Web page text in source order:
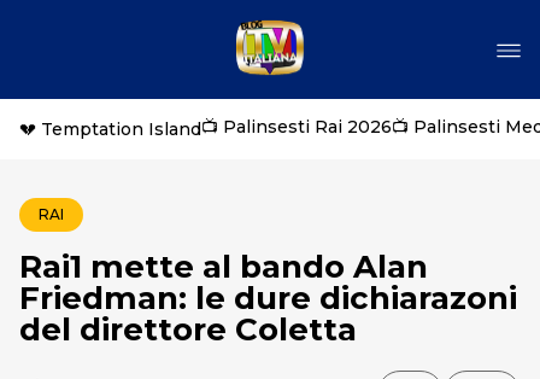
💔 Temptation Island📺 Palinsesti Rai 2026📺 Palinsesti
RAI
Rai1 mette al bando Alan
Friedman: le dure dichiarazoni
del direttore Coletta